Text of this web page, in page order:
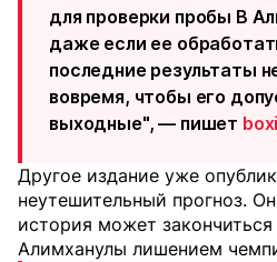
для проверки пробы B
даже если ее
последние результаты
вовремя, чтобы его
выходные", — пишет
Другое издание уже
неутешительный прогноз.
история может
Алимханулы лишением